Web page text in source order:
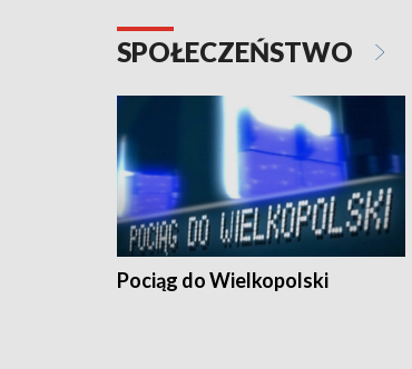
SPOŁECZEŃSTWO
Pociąg do Wielkopolski